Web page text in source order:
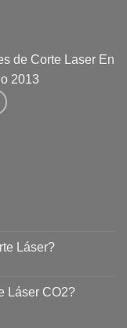
de Corte Laser En
2013
Láser?
Láser CO2?